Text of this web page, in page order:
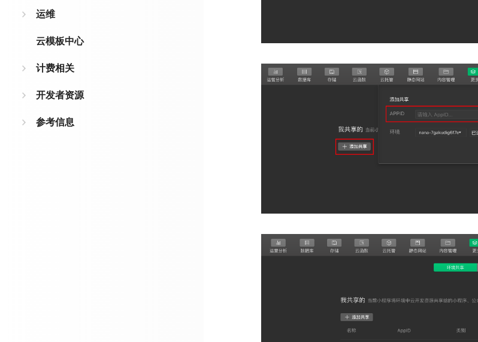
运维
云模板中心
计费相关
开发者资源
参考信息